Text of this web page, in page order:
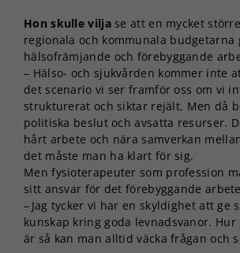
Hon skulle viljase att en mycket
regionala och kommunala budgetarna
hälsofrämjande och förebyggande
– Hälso- och sjukvården kommer inte
det scenario vi ser framför oss om vi
strukturerat och siktar rejält. Men då
politiska beslut och avsatta resurser.
hårt arbete och nära samverkan
det måste man ha klart för sig.
Men fysioterapeuter som profession
sitt ansvar för det förebyggande
– Jag tycker vi har en skyldighet att ge
kunskap kring goda levnadsvanor.
är så kan man alltid väcka frågan och
och
baserat
hur
För att
bra som
möjligt
ditt